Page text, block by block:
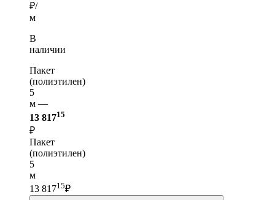
₽/
м
В
наличии
Пакет
(полиэтилен)
5
м —
13 81715
₽
Пакет
(полиэтилен)
5
м
13 81715₽